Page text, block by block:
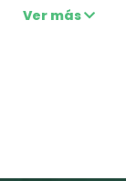
Ver más